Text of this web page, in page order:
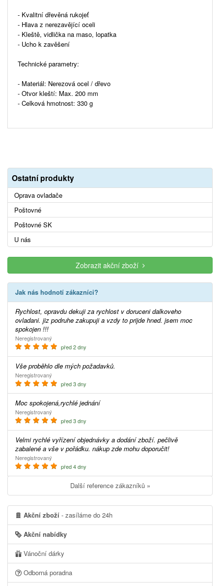
- Kvalitní dřevěná rukojeť
- Hlava z nerezavějící oceli
- Kleště, vidlička na maso, lopatka
- Ucho k zavěšení
Technické parametry:
- Materiál: Nerezová ocel / dřevo
- Otvor kleští: Max. 200 mm
- Celková hmotnost: 330 g
Ostatní produkty
Oprava ovladače
Poštovné
Poštovné SK
U nás
Zobrazit akční zboží
Jak nás hodnotí zákazníci?
Rychlost, opravdu dekuji za rychlost v doruceni dalkoveho
ovladani. jiz podruhe zakupuji a vzdy to prijde hned. jsem moc
spokojen !!!
Neregistrovaný
před 2 dny
Vše proběhlo dle mých požadavků.
Neregistrovaný
před 3 dny
Moc spokojená,rychlé jednání
Neregistrovaný
před 3 dny
Velmi rychlé vyřízení objednávky a dodání zboží. pečlivě
zabalené a vše v pořádku. nákup zde mohu doporučit!
Neregistrovaný
před 4 dny
Další reference zákazníků »
Akční zboží - zasíláme do 24h
Akční nabídky
Vánoční dárky
Odborná poradna